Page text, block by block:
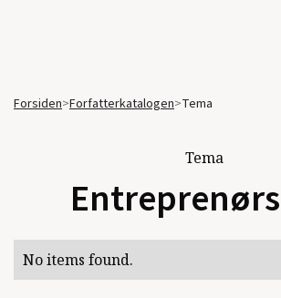
Forsiden>Forfatterkatalogen>Tema
Tema
No items found.